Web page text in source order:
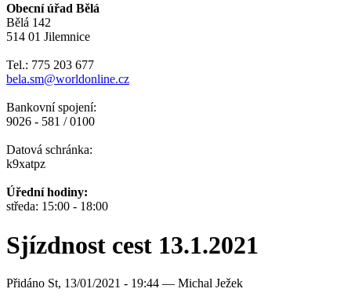
Obecní úřad Bělá
Bělá 142
514 01 Jilemnice
Tel.: 775 203 677
bela.sm@worldonline.cz
Bankovní spojení:
9026 - 581 / 0100
Datová schránka:
k9xatpz
Úřední hodiny:
středa: 15:00 - 18:00
Sjízdnost cest 13.1.2021
Přidáno St, 13/01/2021 - 19:44 — Michal Ježek